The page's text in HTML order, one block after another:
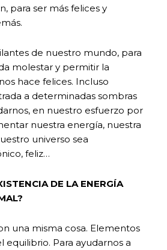
para ser más felices y
de nuestro mundo, para
molestar y permitir la
hace felices. Incluso
a determinadas sombras
en nuestro esfuerzo por
nuestra energía, nuestra
universo sea
feliz…
DE LA ENERGÍA
una misma cosa. Elementos
equilibrio. Para ayudarnos a